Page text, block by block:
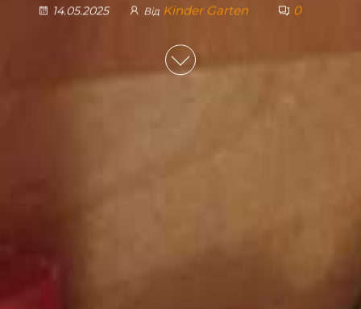
14.05.2025 Від Kinder Garten 0